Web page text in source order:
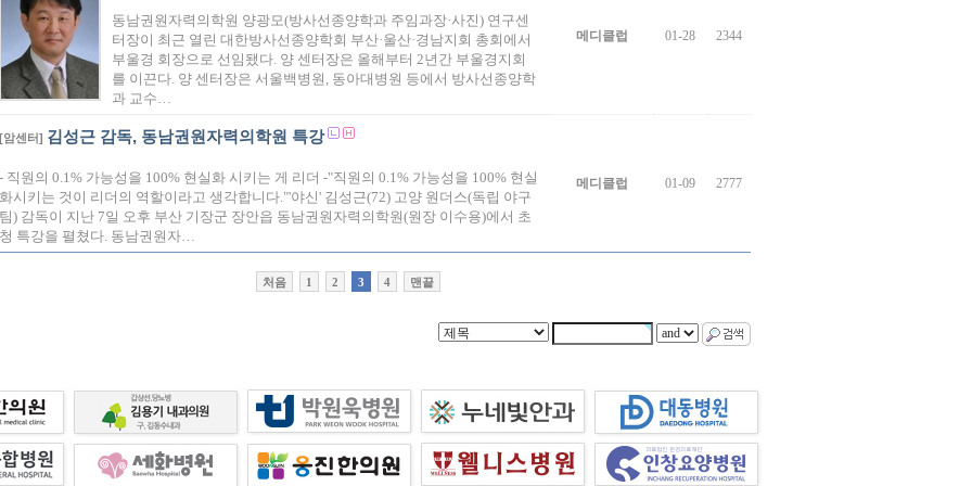
동남권원자력의학원 양광모(방사선종양학과 주임과장·사진) 연구센
터장이 최근 열린 대한방사선종양학회 부산·울산·경남지회 총회에서
부울경 회장으로 선임됐다. 양 센터장은 올해부터 2년간 부울경지회
를 이끈다. 양 센터장은 서울백병원, 동아대병원 등에서 방사선종양학
과 교수…
메디클럽 01-28 2344
[암센터] 김성근 감독, 동남권원자력의학원 특강
- 직원의 0.1% 가능성을 100% 현실화 시키는 게 리더 -"직원의 0.1% 가능성을 100% 현실
화시키는 것이 리더의 역할이라고 생각합니다."'야신' 김성근(72) 고양 원더스(독립 야구
팀) 감독이 지난 7일 오후 부산 기장군 장안읍 동남권원자력의학원(원장 이수용)에서 초
청 특강을 펼쳤다. 동남권원자…
메디클럽 01-09 2777
처음 1 2 3 4 맨끝